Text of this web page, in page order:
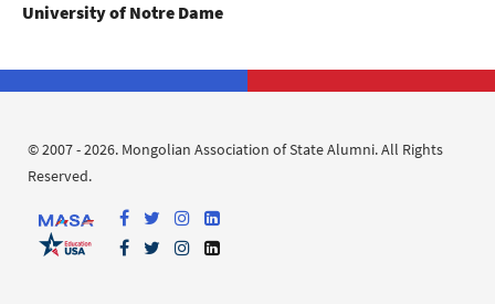
University of Notre Dame
© 2007 - 2026. Mongolian Association of State Alumni. All Rights
Reserved.